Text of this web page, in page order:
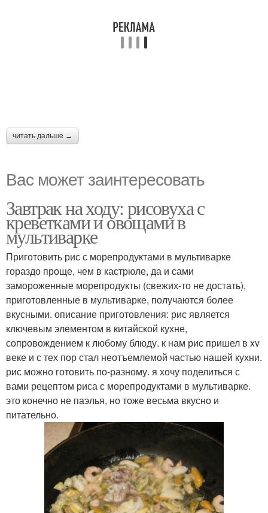
читать дальше →
Вас может заинтересовать
Завтрак на ходу: рисовуха с
креветками и овощами в
мультиварке
Приготовить рис с морепродуктами в мультиварке
гораздо проще, чем в кастрюле, да и сами
замороженные морепродукты (свежих-то не достать),
приготовленные в мультиварке, получаются более
вкусными. описание приготовления: рис является
ключевым элементом в китайской кухне,
сопровождением к любому блюду. к нам рис пришел в xv
веке и с тех пор стал неотъемлемой частью нашей кухни.
рис можно готовить по-разному. я хочу поделиться с
вами рецептом риса с морепродуктами в мультиварке.
это конечно не паэлья, но тоже весьма вкусно и
питательно.